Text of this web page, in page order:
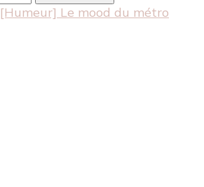
[Humeur] Le mood du métro